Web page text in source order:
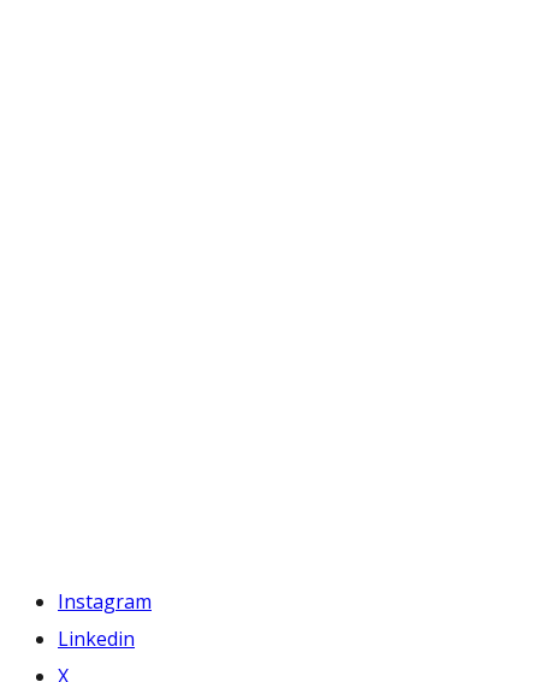
Instagram
Linkedin
X